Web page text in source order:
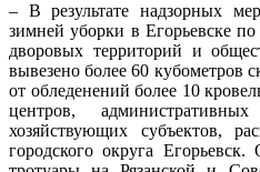
– В результате надзорных
зимней уборки в Егорьевске
дворовых территорий и
вывезено более 60 кубометров
от обледенений более 10
центров,
хозяйствующих субъектов,
городского округа